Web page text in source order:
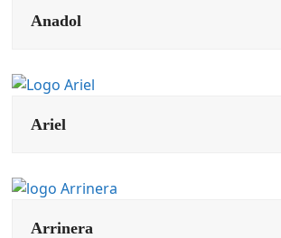
Anadol
Ariel
Arrinera